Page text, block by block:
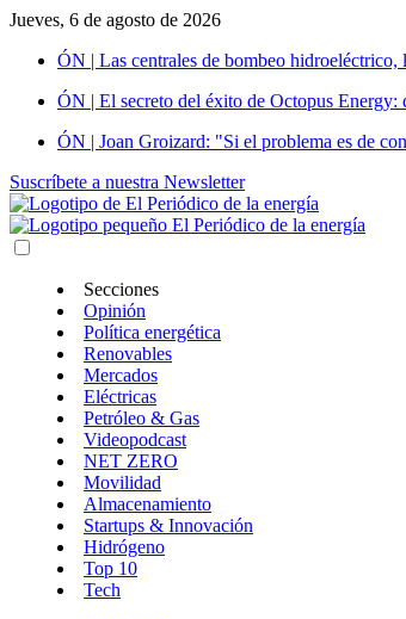
Jueves, 6 de agosto de 2026
ÓN | Las centrales de bombeo hidroeléctrico,
ÓN | El secreto del éxito de Octopus
ÓN | Joan Groizard: "Si el problema es de
Suscríbete a nuestra Newsletter
Secciones
Opinión
Política energética
Renovables
Mercados
Eléctricas
Petróleo & Gas
Videopodcast
NET ZERO
Movilidad
Almacenamiento
Startups & Innovación
Hidrógeno
Top 10
Tech